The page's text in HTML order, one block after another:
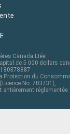
Canada Ltée
de 5 000 dollars
Protection du
No. 703731),
entièrement réglementée